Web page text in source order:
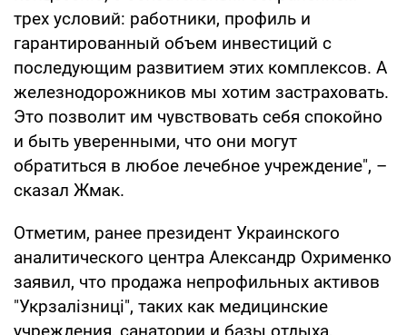
трех условий: работники, профиль и
гарантированный объем инвестиций с
последующим развитием этих комплексов. А
железнодорожников мы хотим застраховать.
Это позволит им чувствовать себя спокойно
и быть уверенными, что они могут
обратиться в любое лечебное учреждение", –
сказал Жмак.
Отметим, ранее президент Украинского
аналитического центра Александр Охрименко
заявил, что продажа непрофильных активов
"Укрзалізниці", таких как медицинские
учреждения, санатории и базы отдыха,